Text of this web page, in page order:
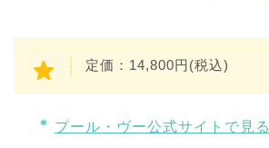
定価：14,800円(税込)
プール・ヴー公式サイトで見る